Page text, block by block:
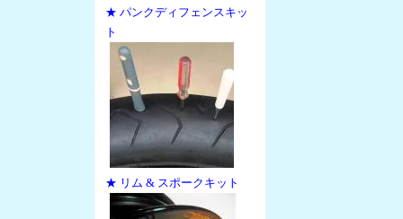
★ パンクディフェンスキッ
ト
★ リム & スポークキット